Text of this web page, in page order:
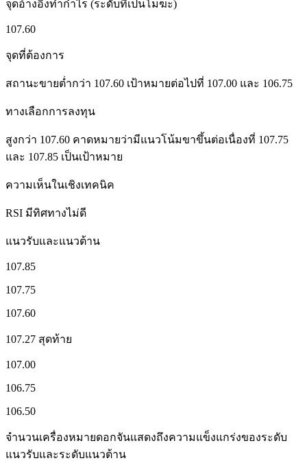
จุดอ้างอิงทำกำไร (ระดับที่เป็นโมฆะ)
107.60
จุดที่ต้องการ
สถานะขายต่ำกว่า 107.60 เป้าหมายต่อไปที่ 107.00 และ 106.75
ทางเลือกการลงทุน
สูงกว่า 107.60 คาดหมายว่ามีแนวโน้มขาขึ้นต่อเนื่องที่ 107.75
และ 107.85 เป็นเป้าหมาย
ความเห็นในเชิงเทคนิค
RSI มีทิศทางไม่ดี
แนวรับและแนวต้าน
107.85
107.75
107.60
107.27 สุดท้าย
107.00
106.75
106.50
จำนวนเครื่องหมายดอกจันแสดงถึงความแข็งแกร่งของระดับ
แนวรับและระดับแนวต้าน